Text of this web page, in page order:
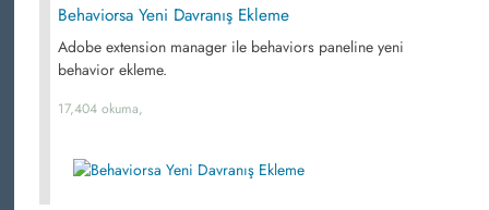
Behaviorsa Yeni Davranış Ekleme
Adobe extension manager ile behaviors paneline yeni
behavior ekleme.
17,404 okuma,